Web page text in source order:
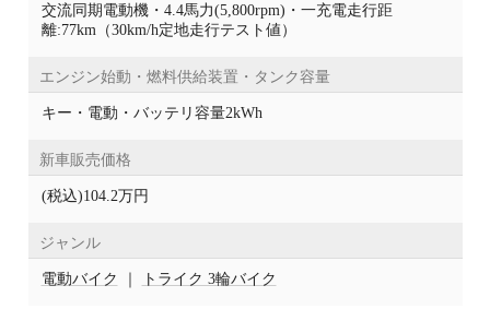
交流同期電動機・4.4馬力(5,800rpm)・一充電走行距
離:77km（30km/h定地走行テスト値）
エンジン始動・燃料供給装置・タンク容量
キー・電動・バッテリ容量2kWh
新車販売価格
(税込)104.2万円
ジャンル
電動バイク ｜ トライク 3輪バイク